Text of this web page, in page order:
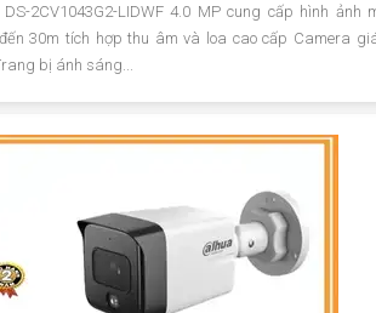
2CV1043G2-LIDWF 4.0 MP cung cấp hình ảnh
30m tích hợp thu âm và loa cao cấp Camera
bị ánh sáng...